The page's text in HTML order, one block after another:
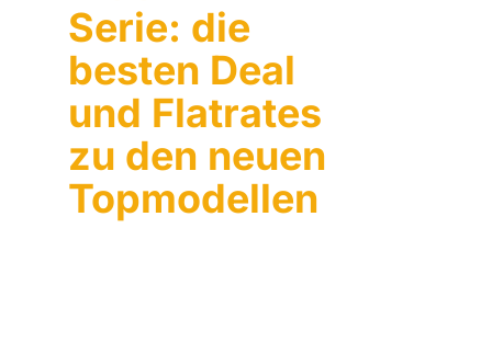
Serie: die
besten Deal
und Flatrates
zu den neuen
Topmodellen